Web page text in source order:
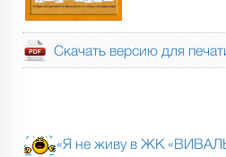
Скачать версию для
«Я не живу в ЖК